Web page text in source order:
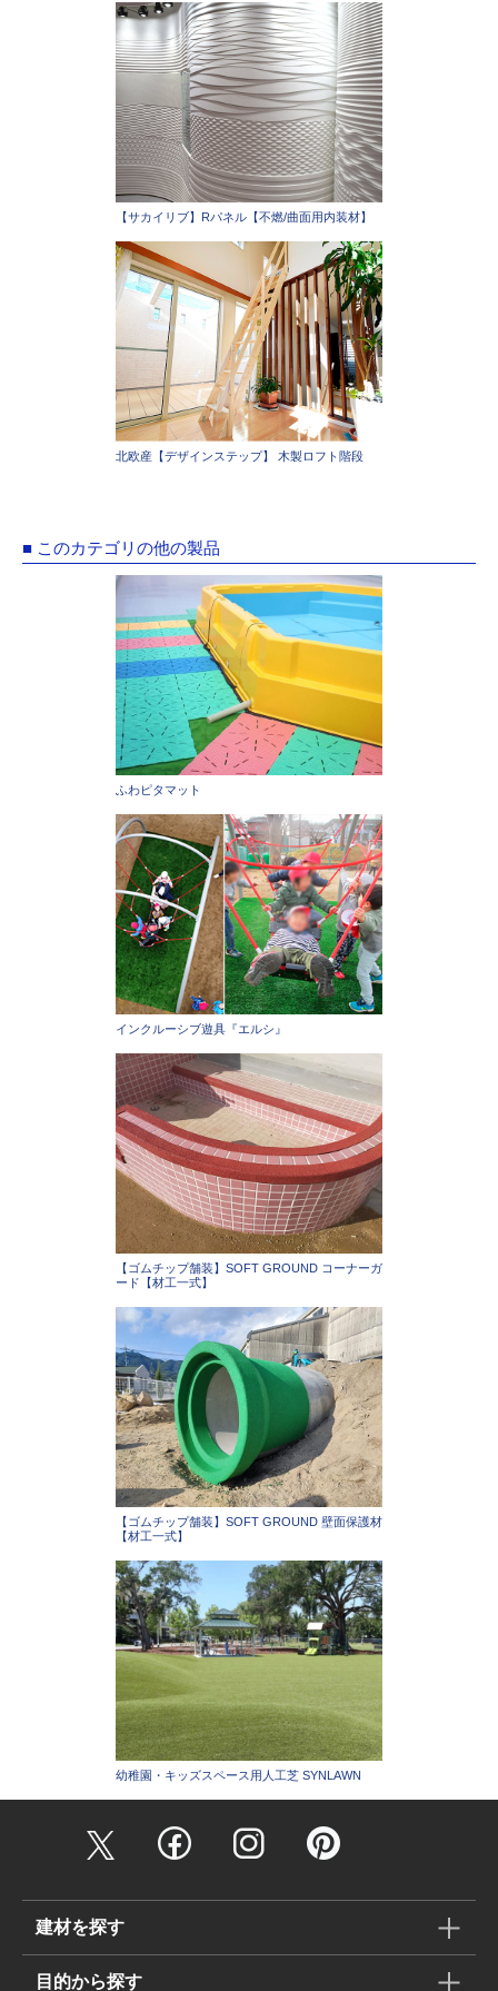
【サカイリブ】Rパネル【不燃/曲面用内装材】
北欧産【デザインステップ】 木製ロフト階段
■ このカテゴリの他の製品
ふわピタマット
インクルーシブ遊具『エルシ』
【ゴムチップ舗装】SOFT GROUND コーナーガ
ード【材工一式】
【ゴムチップ舗装】SOFT GROUND 壁面保護材
【材工一式】
幼稚園・キッズスペース用人工芝 SYNLAWN
建材を探す
目的から探す